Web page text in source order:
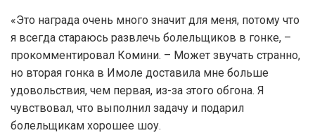
«Это награда очень много значит для меня, потому что
я всегда стараюсь развлечь болельщиков в гонке, –
прокомментировал Комини. – Может звучать странно,
но вторая гонка в Имоле доставила мне больше
удовольствия, чем первая, из-за этого обгона. Я
чувствовал, что выполнил задачу и подарил
болельщикам хорошее шоу.